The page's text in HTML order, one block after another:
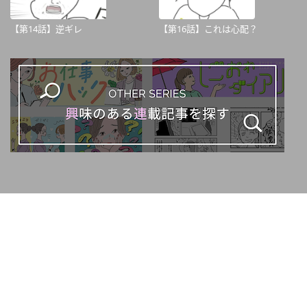
【第14話】逆ギレ 【第16話】これは心配？